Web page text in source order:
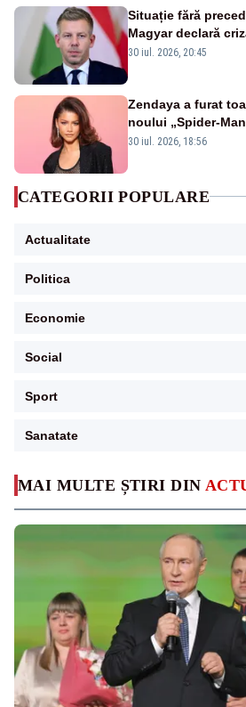
MAI MULTE ȘTIRI DIN
Situație fără
Magyar declară
oprirea centralei de
30 iul. 2026, 20:45
Zendaya a furat
noului „Spider-
pânza de păianjen
30 iul. 2026, 18:56
CATEGORII POPULARE
Actualitate
Politica
Economie
Social
Sport
Sanatate